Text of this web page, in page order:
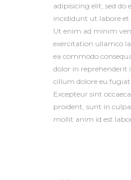
adipisicing elit, sed do
incididunt ut labore et
Ut enim ad minim
exercitation ullamco
ea commodo
dolor in reprehenderit
cillum dolore eu
Excepteur sint
proident, sunt in
mollit anim id est